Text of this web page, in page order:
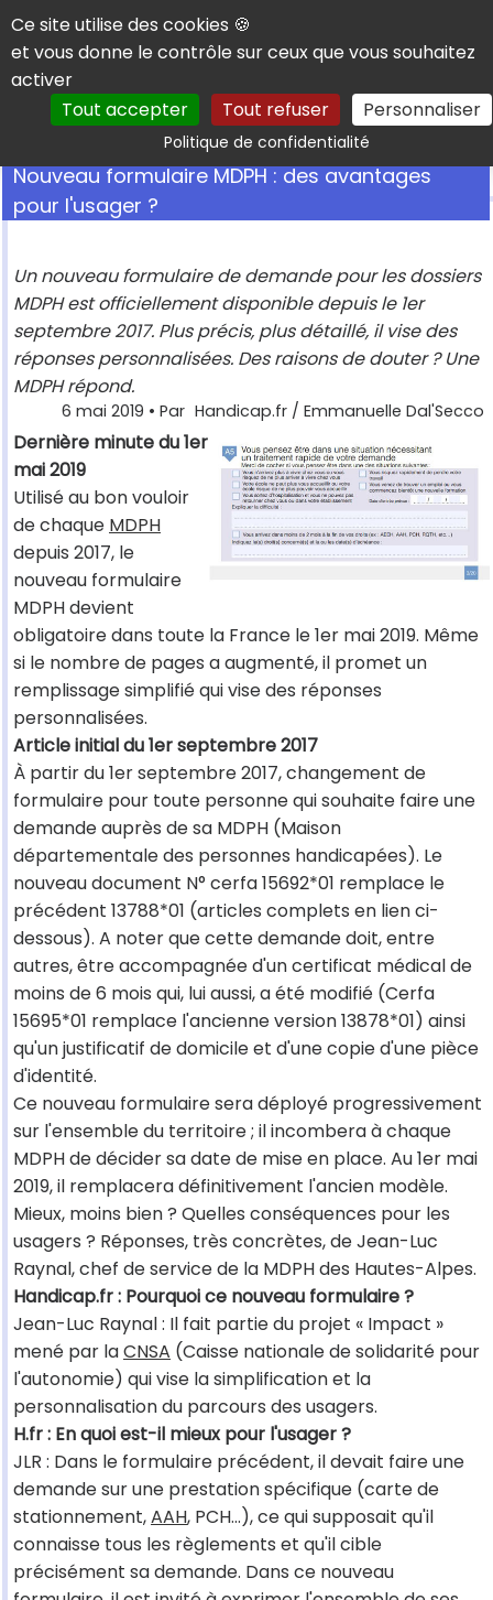
Panneau de gestion des cookies
Ce site utilise des cookies 🍪
et vous donne le contrôle sur ceux que vous souhaitez
activer
Tout accepter
Tout refuser Personnaliser
Politique de confidentialitéRechercher
Nouveau formulaire MDPH : des avantages
pour l'usager ?
Un nouveau formulaire de demande pour les dossiers
MDPH est officiellement disponible depuis le 1er
septembre 2017. Plus précis, plus détaillé, il vise des
réponses personnalisées. Des raisons de douter ? Une
MDPH répond.
6 mai 2019 • Par Handicap.fr / Emmanuelle Dal'Secco
Dernière minute du 1er
mai 2019
Utilisé au bon vouloir
de chaque MDPH
depuis 2017, le
nouveau formulaire
MDPH devient
obligatoire dans toute la France le 1er mai 2019. Même
si le nombre de pages a augmenté, il promet un
remplissage simplifié qui vise des réponses
personnalisées.
Article initial du 1er septembre 2017
À partir du 1er septembre 2017, changement de
formulaire pour toute personne qui souhaite faire une
demande auprès de sa MDPH (Maison
départementale des personnes handicapées). Le
nouveau document N° cerfa 15692*01 remplace le
précédent 13788*01 (articles complets en lien ci-
dessous). A noter que cette demande doit, entre
autres, être accompagnée d'un certificat médical de
moins de 6 mois qui, lui aussi, a été modifié (Cerfa
15695*01 remplace l'ancienne version 13878*01) ainsi
qu'un justificatif de domicile et d'une copie d'une pièce
d'identité.
Ce nouveau formulaire sera déployé progressivement
sur l'ensemble du territoire ; il incombera à chaque
MDPH de décider sa date de mise en place. Au 1er mai
2019, il remplacera définitivement l'ancien modèle.
Mieux, moins bien ? Quelles conséquences pour les
usagers ? Réponses, très concrètes, de Jean-Luc
Raynal, chef de service de la MDPH des Hautes-Alpes.
Handicap.fr : Pourquoi ce nouveau formulaire ?
Jean-Luc Raynal : Il fait partie du projet « Impact »
mené par laCNSA (Caisse nationale de solidarité pour
l'autonomie) qui vise la simplification et la
personnalisation du parcours des usagers.
H.fr : En quoi est-il mieux pour l'usager ?
JLR : Dans le formulaire précédent, il devait faire une
demande sur une prestation spécifique (carte de
stationnement,AAH, PCH…), ce qui supposait qu'il
connaisse tous les règlements et qu'il cible
précisément sa demande. Dans ce nouveau